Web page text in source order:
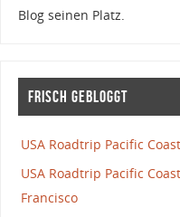
Blog seinen Platz.
Frisch gebloggt
USA Roadtrip Pacific
USA Roadtrip Pacific
Francisco